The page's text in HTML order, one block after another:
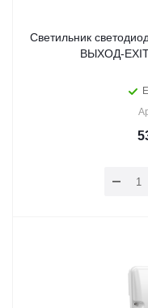
Светильник
ВЫХОД-